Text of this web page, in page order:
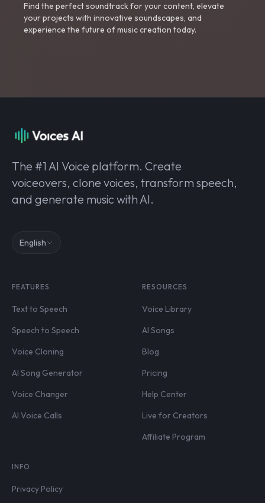
Find the perfect soundtrack for your content, elevate
your projects with innovative soundscapes, and
experience the future of music creation today.
The #1 AI Voice platform. Create
voiceovers, clone voices, transform speech,
and generate music with AI.
English
FEATURES
Text to Speech
Speech to Speech
Voice Cloning
AI Song Generator
Voice Changer
AI Voice Calls
RESOURCES
Voice Library
AI Songs
Blog
Pricing
Help Center
Live for Creators
Affiliate Program
INFO
Privacy Policy